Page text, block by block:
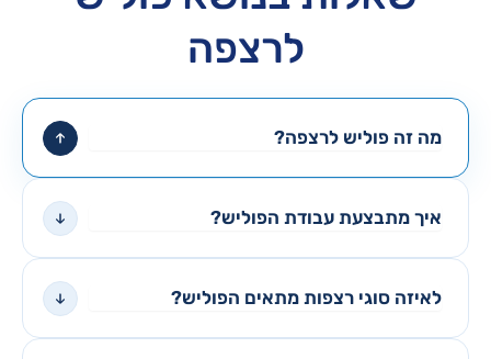
לרצפה
מה זה פוליש לרצפה?
איך מתבצעת עבודת הפוליש?
לאיזה סוגי רצפות מתאים הפוליש?